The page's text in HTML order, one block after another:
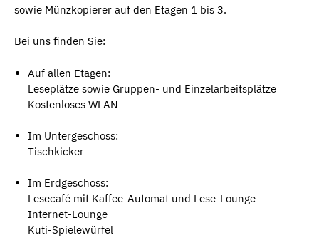
sowie Münzkopierer auf den Etagen 1 bis 3.
Bei uns finden Sie:
Auf allen Etagen:
Leseplätze sowie Gruppen- und Einzelarbeitsplätze
Kostenloses WLAN
Im Untergeschoss:
Tischkicker
Im Erdgeschoss:
Lesecafé mit Kaffee-Automat und Lese-Lounge
Internet-Lounge
Kuti-Spielewürfel